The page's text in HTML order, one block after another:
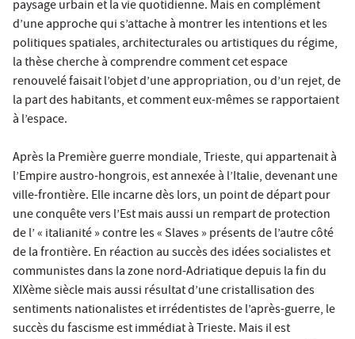
paysage urbain et la vie quotidienne. Mais en complément
d’une approche qui s’attache à montrer les intentions et les
politiques spatiales, architecturales ou artistiques du régime,
la thèse cherche à comprendre comment cet espace
renouvelé faisait l’objet d’une appropriation, ou d’un rejet, de
la part des habitants, et comment eux-mêmes se rapportaient
à l’espace.
Après la Première guerre mondiale, Trieste, qui appartenait à
l’Empire austro-hongrois, est annexée à l’Italie, devenant une
ville-frontière. Elle incarne dès lors, un point de départ pour
une conquête vers l’Est mais aussi un rempart de protection
de l’ « italianité » contre les « Slaves » présents de l’autre côté
de la frontière. En réaction au succès des idées socialistes et
communistes dans la zone nord-Adriatique depuis la fin du
XIXème siècle mais aussi résultat d’une cristallisation des
sentiments nationalistes et irrédentistes de l’après-guerre, le
succès du fascisme est immédiat à Trieste. Mais il est